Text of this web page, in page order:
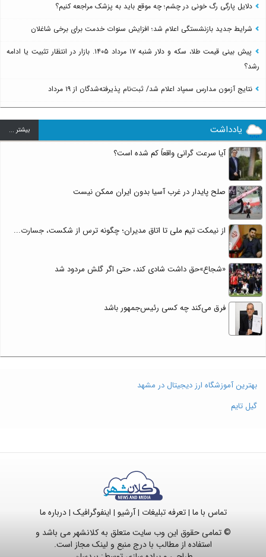
دلایل پارگی رگ خونی در چشم؛ چه موقع باید به پزشک مراجعه کنیم؟
شرایط جدید بازنشستگی اعلام شد؛ افزایش سنوات خدمت برای برخی شاغلان
پیش بینی قیمت طلا، سکه و دلار شنبه ۱۷ مرداد ۱۴۰۵. بازار در انتظار تثبیت یا ادامه
رشد؟
نتایج آزمون مدارس سمپاد اعلام شد/ ثبت‌نام پذیرفته‌شدگان از ۱۹ مرداد
یادداشت بيشتر ...
آیا سرعت گرانی واقعاً کم شده است؟
صلح پایدار در غرب آسیا بدون ایران ممکن نیست
از نیمکت تیم ملی تا اتاق مدیران؛ چگونه ترس از شکست، جسارت...
«شجاع»حق داشت شادی کند، حتی اگر گلش مردود شد
فرق می‌کند چه کسی رئیس‌جمهور باشد
بهترین آموزشگاه ارز دیجیتال در مشهد
گیل تایم
تماس با ما |تعرفه تبلیغات |آرشیو | اینفوگرافیک |درباره ما
© تمامی حقوق این وب سایت متعلق به کلانشهر می باشد و
استفاده از مطالب با درج منبع و لینک مجاز است.